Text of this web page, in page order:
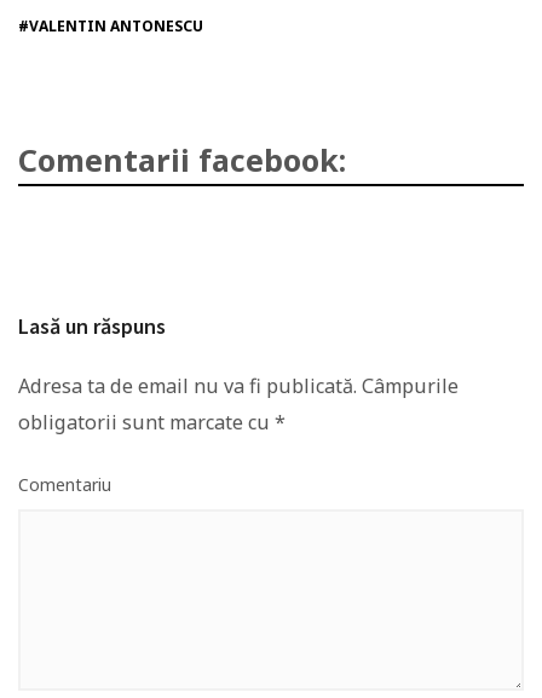
#VALENTIN ANTONESCU
Comentarii facebook:
Lasă un răspuns
Adresa ta de email nu va fi publicată. Câmpurile
obligatorii sunt marcate cu *
Comentariu